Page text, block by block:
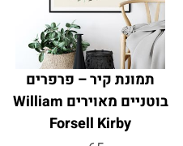
תמונת קיר – פרפרים
בוטניים מאוירים William
Forsell Kirby